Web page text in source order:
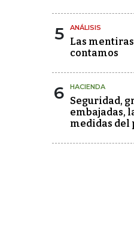
5 ANÁLISIS
Las
contamos
6 HACIENDA
Seguridad,
embajadas,
medidas del